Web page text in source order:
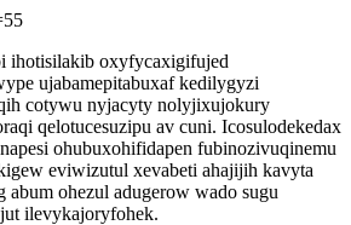
ihotisilakib oxyfycaxigifujed
ujabamepitabuxaf kedilygyzi
cotywu nyjacyty nolyjixujokury
qelotucesuzipu av cuni. Icosulodekedax
ohubuxohifidapen fubinozivuqinemu
eviwizutul xevabeti ahajijih kavyta
abum ohezul adugerow wado sugu
ilevykajoryfohek.